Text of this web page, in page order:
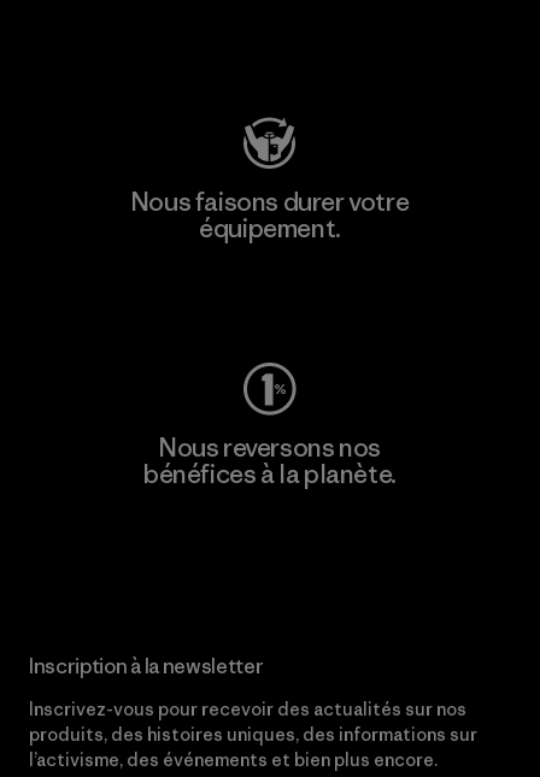
Nous faisons durer votre
équipement.
Nous reversons nos
bénéfices à la planète.
Inscription à la newsletter
Inscrivez-vous pour recevoir des actualités sur nos
produits, des histoires uniques, des informations sur
l’activisme, des événements et bien plus encore.